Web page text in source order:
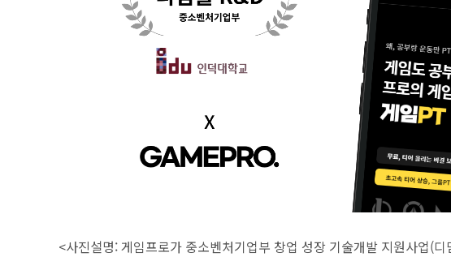
<사진설명: 게임프로가 중소벤처기업부 창업 성장 기술개발 지원사업(